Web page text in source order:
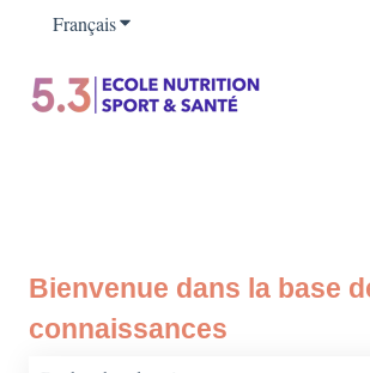
FrançaisAfficher le sous-menu pour les
Bienvenue dans la base
connaissances